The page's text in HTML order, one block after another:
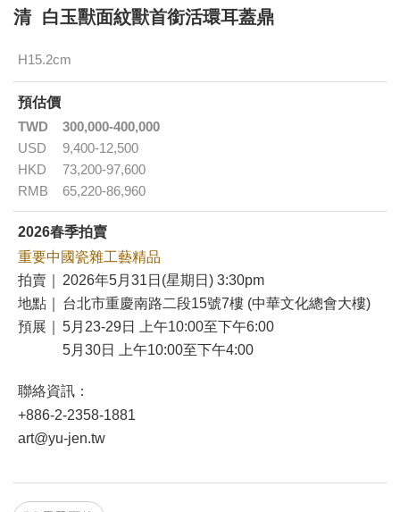
清 白玉獸面紋獸首銜活環耳蓋鼎
H15.2cm
預估價
TWD
300,000-400,000
USD
9,400-12,500
HKD
73,200-97,600
RMB
65,220-86,960
2026春季拍賣
重要中國瓷雜工藝精品
拍賣｜
2026年5月31日(星期日) 3:30pm
地點｜
台北市重慶南路二段15號7樓 (中華文化總會大樓)
預展｜
5月23-29日 上午10:00至下午6:00
5月30日 上午10:00至下午4:00
聯絡資訊：
+886-2-2358-1881
art@yu-jen.tw